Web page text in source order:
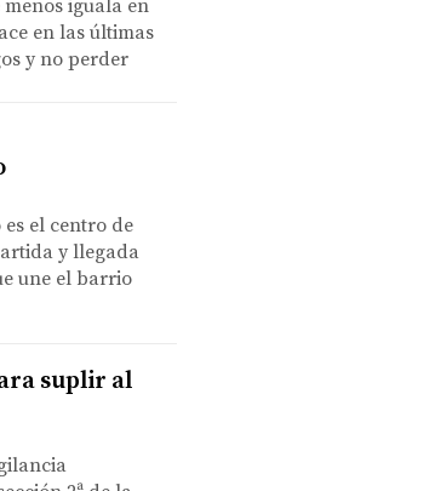
iguala en
en las últimas
y no perder
el centro de
y llegada
une el barrio
suplir al